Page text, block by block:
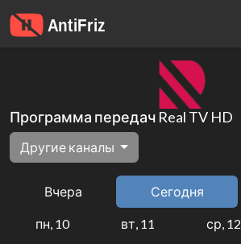
Программа передач Real TV HD
Другие каналы
Вчера Сегодня
пн, 10 вт, 11 ср, 12